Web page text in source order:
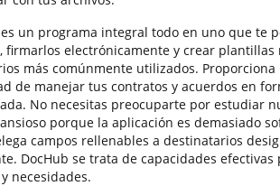
es un programa integral todo en uno que te
firmarlos electrónicamente y crear
más comúnmente utilizados.
de manejar tus contratos y acuerdos en
No necesitas preocuparte por estudiar
porque la aplicación es demasiado
campos rellenables a destinatarios
DocHub se trata de capacidades efectivas
necesidades.